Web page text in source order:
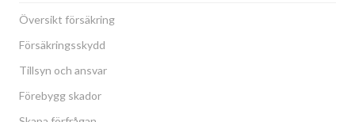
Översikt försäkring
Försäkringsskydd
Tillsyn och ansvar
Förebygg skador